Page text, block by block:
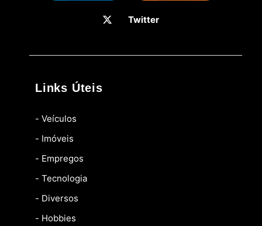
Twitter
Links Úteis
- Veículos
- Imóveis
- Empregos
- Tecnologia
- Diversos
- Hobbies